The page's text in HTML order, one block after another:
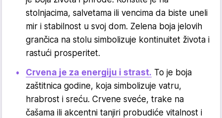
stolnjacima, salvetama ili vencima da biste uneli
mir i stabilnost u svoj dom. Zelena boja jelovih
grančica na stolu simbolizuje kontinuitet života i
rastući prosperitet.
Crvena je za energiju i strast. To je boja
zaštitnica godine, koja simbolizuje vatru,
hrabrost i sreću. Crvene sveće, trake na
čašama ili akcentni tanjiri probudiće vitalnost i